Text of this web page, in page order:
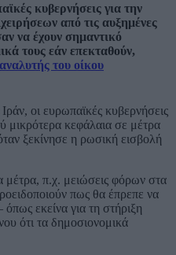
κυβερνήσεις για την
από τις αυξημένες
να έχουν σημαντικό
τους εάν επεκταθούν,
αναλυτής του οίκου
οι ευρωπαϊκές κυβερνήσεις
μικρότερα κεφάλαια σε μέτρα
ξεκίνησε η ρωσική εισβολή
μέτρα, π.χ. μειώσεις φόρων στα
πως θα έπρεπε να
εκείνα για τη στήριξη
ότι τα δημοσιονομικά